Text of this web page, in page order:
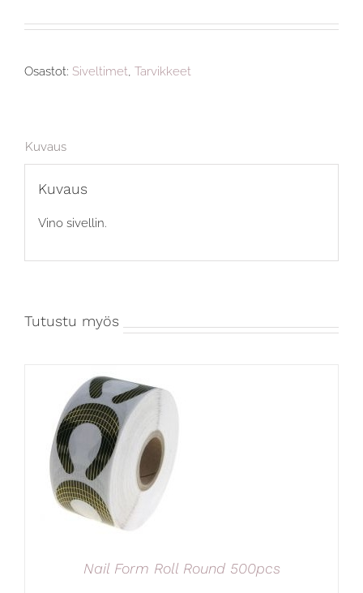
Osastot: Siveltimet, Tarvikkeet
Kuvaus
Kuvaus
Vino sivellin.
Tutustu myös
Nail Form Roll Round 500pcs